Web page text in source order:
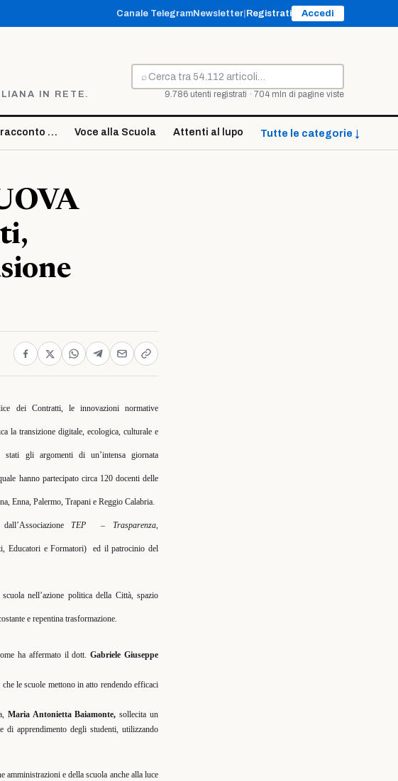
Canale TelegramNewsletter Registrati Accedi
IN RETE.
⌕
Cerca
9.786 utenti registrati · 704 mln di pagine viste
racconto … Voce alla Scuola Attenti al lupo Tutte le categorie ↓
dei Contratti, le innovazioni normative
la transizione digitale, ecologica, culturale e
stati gli argomenti di un’intensa giornata
hanno partecipato circa 120 docenti delle
Enna, Palermo, Trapani e Reggio Calabria.
TEP – Trasparenza,
Educatori e Formatori) ed il patrocinio del
nell’azione politica della Città, spazio
e repentina trasformazione.
ha affermato il dott.Gabriele Giuseppe
le scuole mettono in atto rendendo efficaci
Maria Antonietta Baiamonte, sollecita un
di apprendimento degli studenti, utilizzando
e della scuola anche alla luce